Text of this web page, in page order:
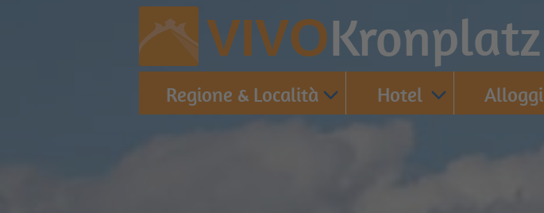
VIVOKronplatz
Regione & Località Hotel Alloggi